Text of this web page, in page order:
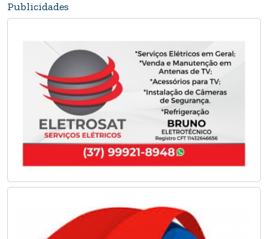
Publicidades